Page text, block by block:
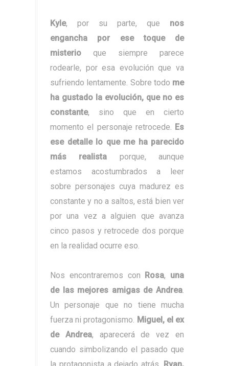
Kyle, por su parte, que nos
engancha por ese toque de
misterio que siempre parece
rodearle, por esa evolución que va
sufriendo lentamente. Sobre todo me
ha gustado la evolución, que no es
constante, sino que en cierto
momento el personaje retrocede. Es
ese detalle lo que me ha parecido
más realista porque, aunque
estamos acostumbrados a leer
sobre personajes cuya madurez es
constante y no a saltos, está bien ver
por una vez a alguien que avanza
cinco pasos y retrocede dos porque
en la realidad ocurre eso.
Nos encontraremos con Rosa, una
de las mejores amigas de Andrea.
Un personaje que no tiene mucha
fuerza ni protagonismo. Miguel, el ex
de Andrea, aparecerá de vez en
cuando simbolizando el pasado que